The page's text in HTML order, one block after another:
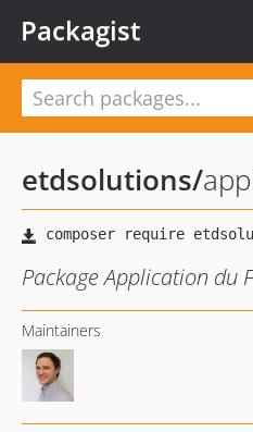
Packagist
etdsolutions/
Package Application du
Maintainers